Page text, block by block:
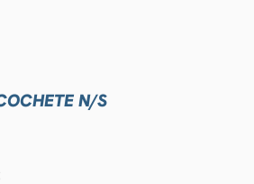
N/S